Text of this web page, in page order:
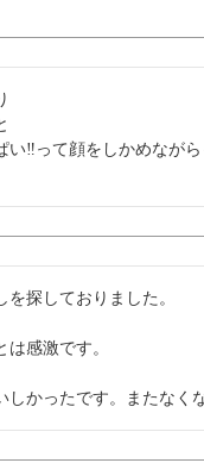
‼︎って顔をしかめなが
探しておりました。
感激です。
かったです。またなく